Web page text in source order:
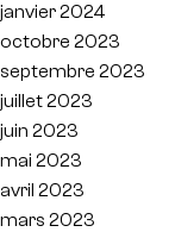
janvier 2024
octobre 2023
septembre 2023
juillet 2023
juin 2023
mai 2023
avril 2023
mars 2023